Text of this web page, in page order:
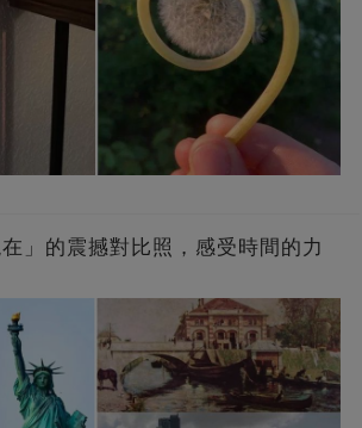
」的震撼對比照，感受時間的力